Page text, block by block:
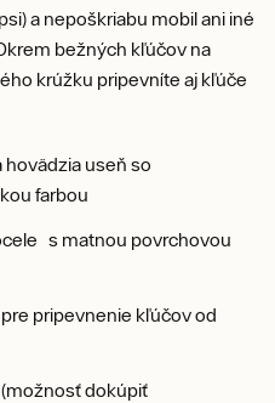
a nepoškriabu mobil ani iné
bežných kľúčov na
krúžku pripevníte aj kľúče
hovädzia useň so
farbou
s matnou povrchovou
pripevnenie kľúčov od
dokúpiť